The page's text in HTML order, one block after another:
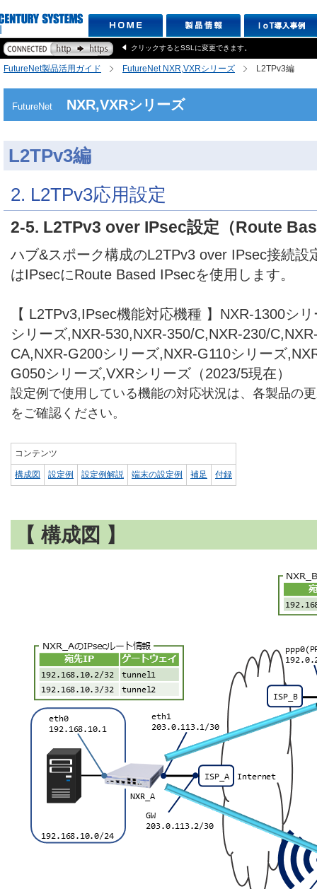
クリックするとSSLに変更できます。
FutureNet製品活用ガイド FutureNet NXR,VXRシリーズ L2TPv3編
FutureNet NXR,VXRシリーズ
L2TPv3編
2. L2TPv3応用設定
2-5. L2TPv3 over IPsec設定（Route
ハブ&スポーク構成のL2TPv3 over IPsec接続設
はIPsecにRoute Based IPsecを使用します。
【 L2TPv3,IPsec機能対応機種 】NXR-1300シ
シリーズ,NXR-530,NXR-350/C,NXR-230/
CA,NXR-G200シリーズ,NXR-G110シリーズ
G050シリーズ,VXRシリーズ（2023/5現在）
設定例で使用している機能の対応状況は、各製品の
をご確認ください。
コンテンツ
構成図 設定例 設定例解説 端末の設定例 補足 付録
【 構成図 】